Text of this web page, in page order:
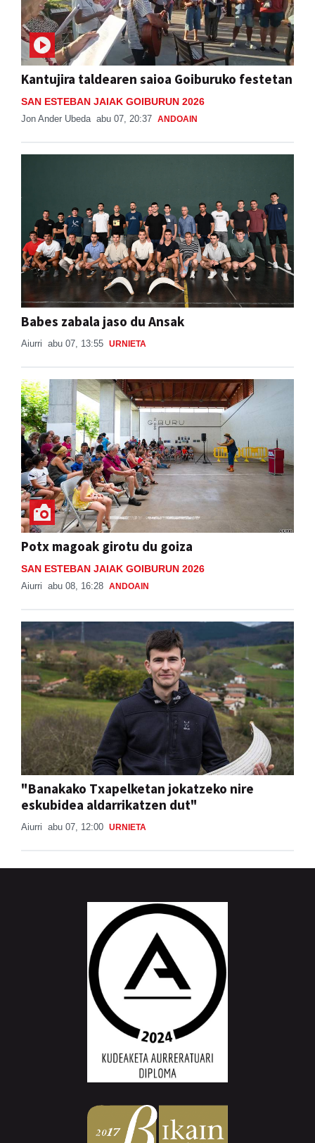
Kantujira taldearen saioa Goiburuko festetan
SAN ESTEBAN JAIAK GOIBURUN 2026
Jon Ander Ubeda abu 07, 20:37 ANDOAIN
Babes zabala jaso du Ansak
Aiurri abu 07, 13:55 URNIETA
Potx magoak girotu du goiza
SAN ESTEBAN JAIAK GOIBURUN 2026
Aiurri abu 08, 16:28 ANDOAIN
"Banakako Txapelketan jokatzeko nire
eskubidea aldarrikatzen dut"
Aiurri abu 07, 12:00 URNIETA